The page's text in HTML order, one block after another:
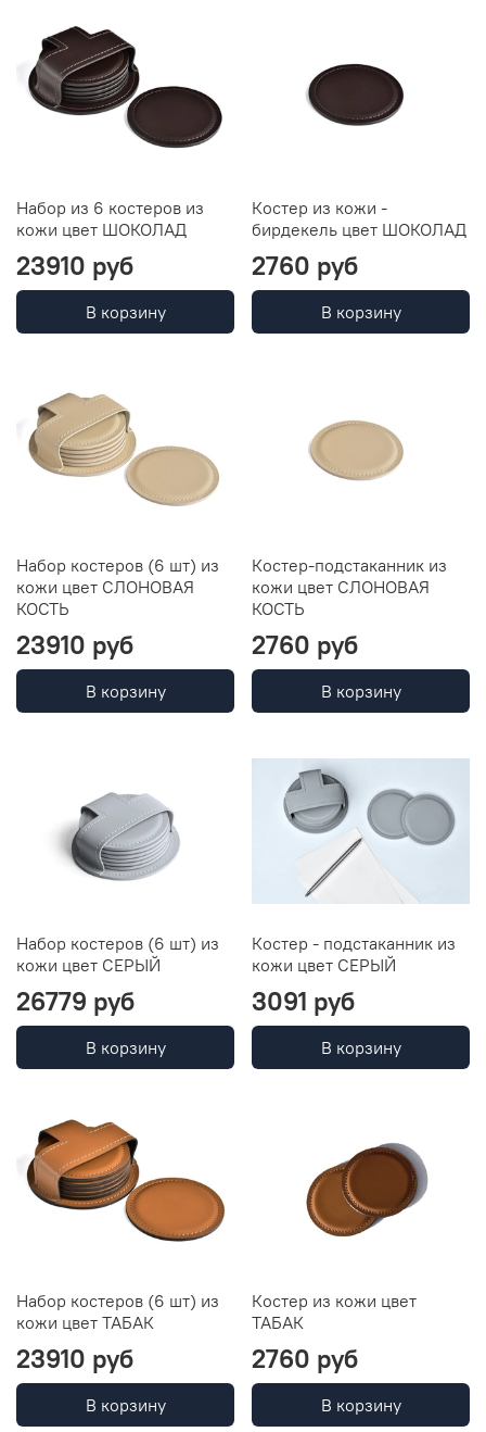
Набор из 6 костеров из
кожи цвет ШОКОЛАД
23910 руб
В корзину
Костер из кожи -
бирдекель цвет ШОКОЛАД
2760 руб
В корзину
Набор костеров (6 шт) из
кожи цвет СЛОНОВАЯ
КОСТЬ
23910 руб
В корзину
Костер-подстаканник из
кожи цвет СЛОНОВАЯ
КОСТЬ
2760 руб
В корзину
Набор костеров (6 шт) из
кожи цвет СЕРЫЙ
26779 руб
В корзину
Костер - подстаканник из
кожи цвет СЕРЫЙ
3091 руб
В корзину
Набор костеров (6 шт) из
кожи цвет ТАБАК
23910 руб
В корзину
Костер из кожи цвет
ТАБАК
2760 руб
В корзину